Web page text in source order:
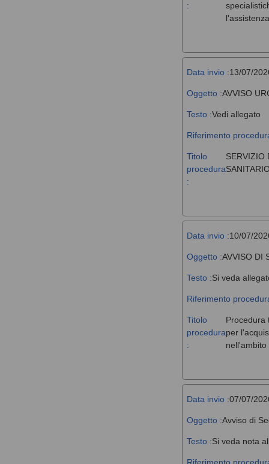
:
Data invio :13/07/
Oggetto :AVVISO
Testo :Vedi allegato
Riferimento
Titolo
procedura
:
SERVIZIO
Data invio :10/07/
Oggetto :AVVISO DI
Testo :Si veda
Riferimento
Titolo
procedura
:
Procedura
per
Data invio :07/07/
Oggetto :Avviso di
Testo :Si veda nota